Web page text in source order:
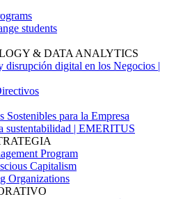
students
& DATA ANALYTICS
disrupción digital en los Negocios |
Sostenibles para la Empresa
sustentabilidad | EMERITUS
Program
Capitalism
Organizations